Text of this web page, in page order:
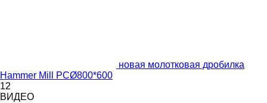
новая молотковая дробилка
Hammer Mill PCØ800*600
12
ВИДЕО